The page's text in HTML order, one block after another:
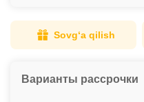
Sovg‘a qilish
Варианты рассрочки